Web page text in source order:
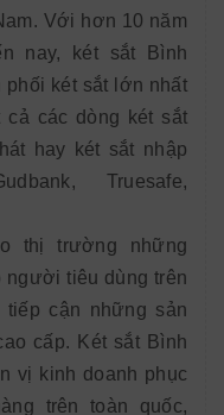
Với hơn 10 năm
nay, két sắt Bình
phối két sắt lớn nhất
cả các dòng két sắt
hay két sắt nhập
Truesafe,
thị trường những
người tiêu dùng trên
tiếp cận những sản
cấp. Két sắt Bình
vị kinh doanh phục
trên toàn quốc,